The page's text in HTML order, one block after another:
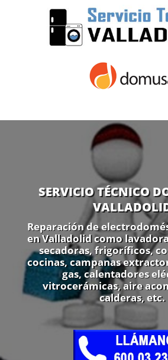
SERVICIO TÉCNICO
Reparación de
en Valladolid como
secadoras, frigoríficos,
cocinas, campanas
gas, calentadores
vitrocerámicas, aire
calderas, etc.